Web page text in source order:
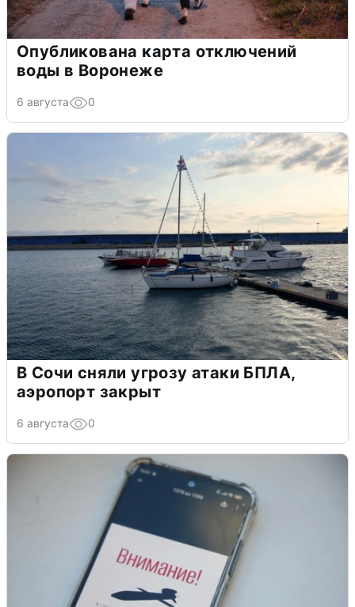
Опубликована карта отключений
воды в Воронеже
6 августа 0
В Сочи сняли угрозу атаки БПЛА,
аэропорт закрыт
6 августа 0